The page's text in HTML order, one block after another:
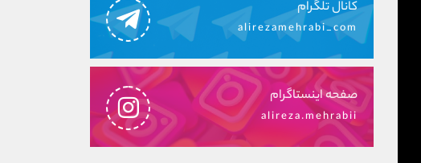
کانال تلگرام
alirezamehrabi_com
صفحه اینستاگرام
alireza.mehrabii